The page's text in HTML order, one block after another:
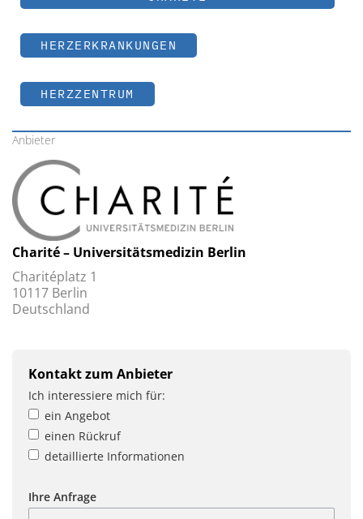
HERZERKRANKUNGEN
HERZZENTRUM
Anbieter
Charité – Universitätsmedizin Berlin
Charitéplatz 1
10117 Berlin
Deutschland
Kontakt zum Anbieter
Ich interessiere mich für:
ein Angebot
einen Rückruf
detaillierte Informationen
Ihre Anfrage